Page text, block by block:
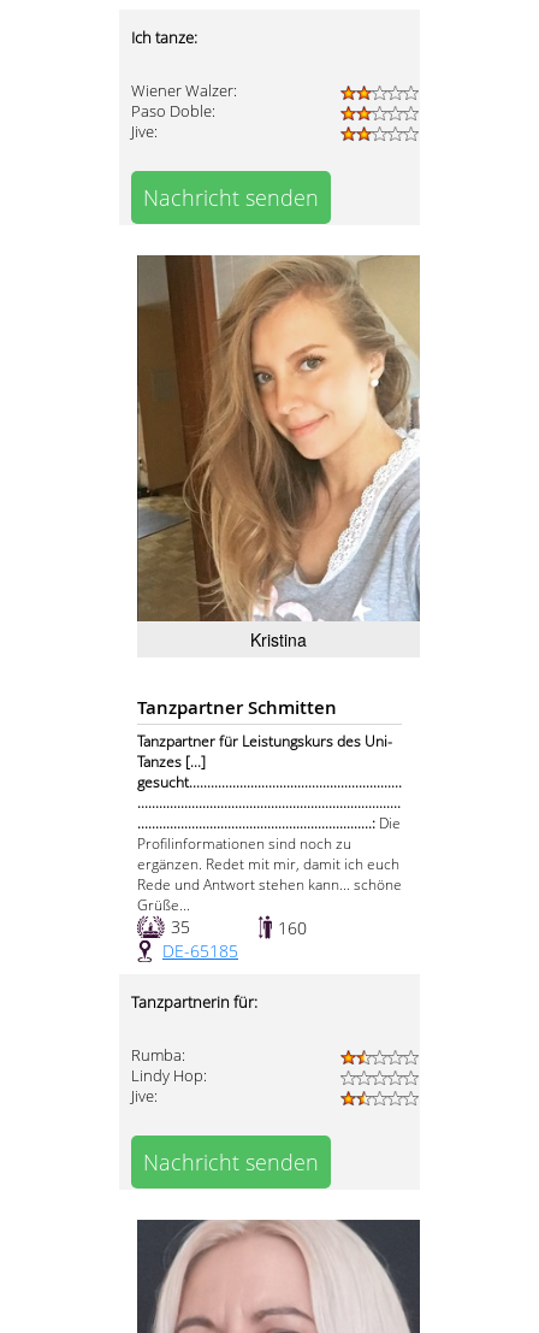
Ich tanze:
Wiener Walzer:
Paso Doble:
Jive:
Nachricht senden
Kristina
Tanzpartner Schmitten
Tanzpartner für Leistungskurs des Uni-
Tanzes [...]
gesucht...........................................................
.........................................................................
.................................................................: Die
Profilinformationen sind noch zu
ergänzen. Redet mit mir, damit ich euch
Rede und Antwort stehen kann... schöne
Grüße...
35
160
DE-65185
Tanzpartnerin für:
Rumba:
Lindy Hop:
Jive:
Nachricht senden